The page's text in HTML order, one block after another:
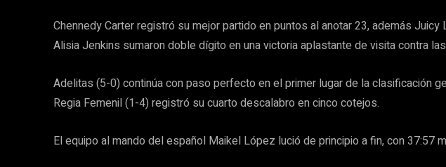
Chennedy Carter registró su mejor partido en puntos al anotar 23, además Juicy
Alisia Jenkins sumaron doble dígito en una victoria aplastante de visita contra
Adelitas (5-0) continúa con paso perfecto en el primer lugar de la clasificación
Regia Femenil (1-4) registró su cuarto descalabro en cinco cotejos.
El equipo al mando del español Maikel López lució de principio a fin, con 37:57